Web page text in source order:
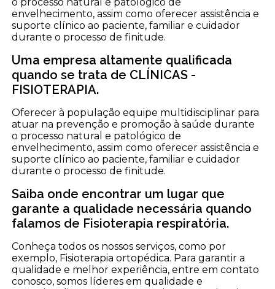
envelhecimento, assim como oferecer assistência e
suporte clínico ao paciente, familiar e cuidador
durante o processo de finitude.
Uma empresa altamente qualificada
quando se trata de CLÍNICAS -
FISIOTERAPIA.
Oferecer à população equipe multidisciplinar para
atuar na prevenção e promoção à saúde durante
o processo natural e patológico de
envelhecimento, assim como oferecer assistência e
suporte clínico ao paciente, familiar e cuidador
durante o processo de finitude.
Saiba onde encontrar um lugar que
garante a qualidade necessária quando
falamos de Fisioterapia respiratória.
Conheça todos os nossos serviços, como por
exemplo, Fisioterapia ortopédica. Para garantir a
qualidade e melhor experiência, entre em contato
conosco, somos líderes em qualidade e